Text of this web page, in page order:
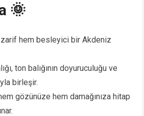
🌞
zarif hem besleyici bir Akdeniz
ton balığının doyuruculuğu ve
birleşir.
gözünüze hem damağınıza hitap